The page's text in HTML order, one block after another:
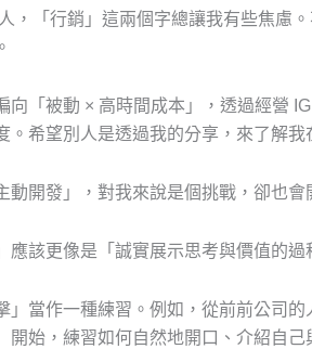
，「行銷」這兩個字總讓我有些焦慮
向「被動 × 高時間成本」，透過經營
。希望別人是透過我的分享，來了解我
動開發」，對我來說是個挑戰，卻也會
應該更像是「誠實展示思考與價值的過
」當作一種練習。例如，從前前公司
開始，練習如何自然地開口、介紹自己